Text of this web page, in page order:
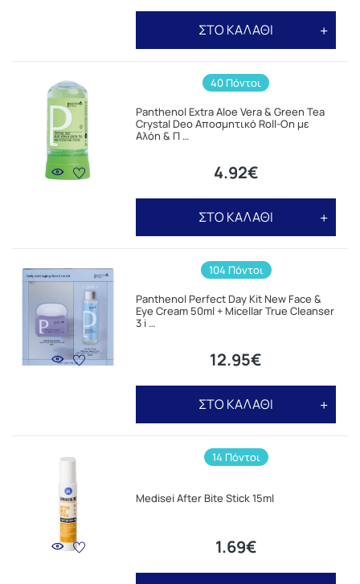
ΣΤΟ ΚΑΛΑΘΙ
40 Πόντοι
Panthenol Extra Aloe Vera & Green Tea
Crystal Deo Αποσμητικό Roll-On με
Αλόη & Π …
4.92€
ΣΤΟ ΚΑΛΑΘΙ
104 Πόντοι
Panthenol Perfect Day Kit New Face &
Eye Cream 50ml + Micellar True Cleanser
3 i …
12.95€
ΣΤΟ ΚΑΛΑΘΙ
14 Πόντοι
Medisei After Bite Stick 15ml
1.69€